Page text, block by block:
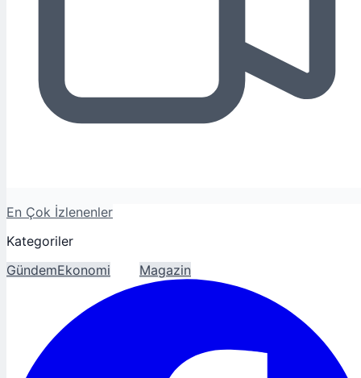
En Çok İzlenenler
Kategoriler
GündemEkonomi Magazin